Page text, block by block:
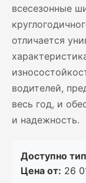
всесезонные
отличается
водителей,
весь год, и
и надежность.
Доступно
Цена от: 26